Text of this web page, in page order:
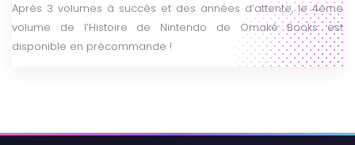
Après 3 volumes à succès et des années d’attente, le 4ème
volume de l’Histoire de Nintendo de Omaké Books est
disponible en précommande !